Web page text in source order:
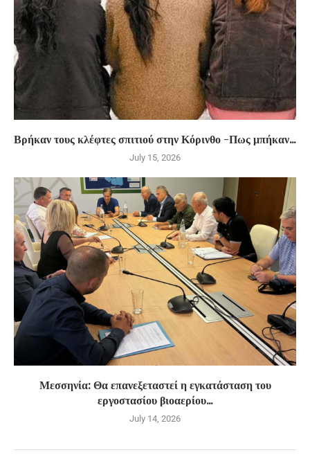
Βρήκαν τους κλέφτες σπιτιού στην Κόρινθο -Πως μπήκαν...
July 15, 2026
Μεσσηνία: Θα επανεξεταστεί η εγκατάσταση του
εργοστασίου βιοαερίου...
July 14, 2026